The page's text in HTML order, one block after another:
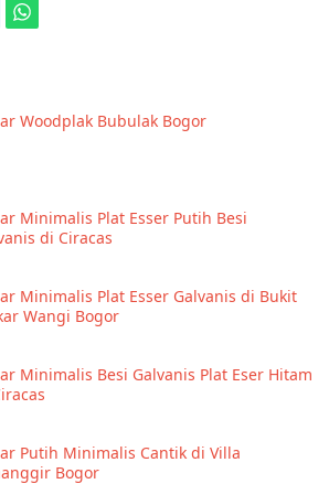
Woodplak Bubulak Bogor
Minimalis Plat Esser Putih Besi
di Ciracas
Minimalis Plat Esser Galvanis di Bukit
Wangi Bogor
Minimalis Besi Galvanis Plat Eser Hitam
Putih Minimalis Cantik di Villa
Bogor